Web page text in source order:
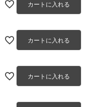
カートに入れる
カートに入れる
カートに入れる